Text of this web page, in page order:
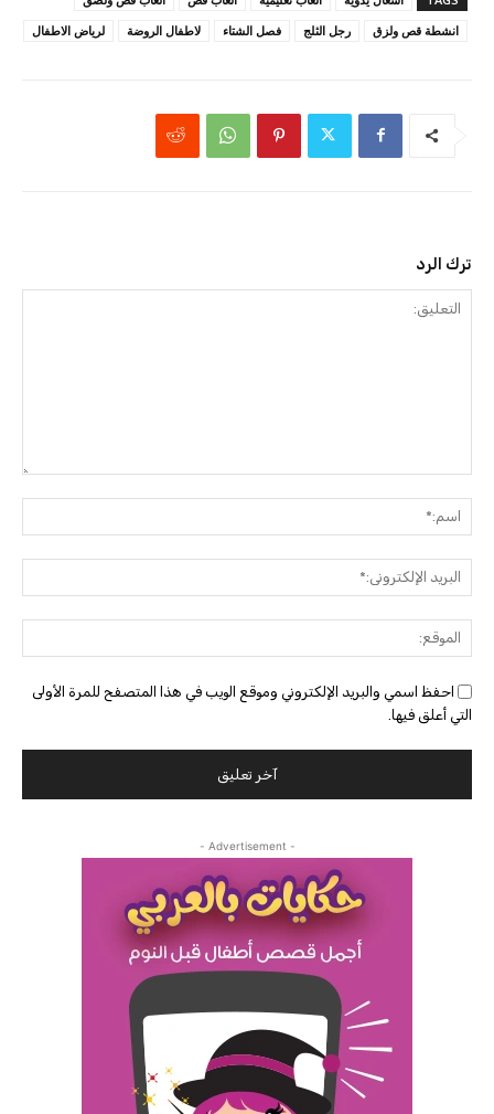
انشطة قص ولزق
رجل الثلج فصل الشتاء لاطفال الروضة لرياض الاطفال
ترك الرد
احفظ اسمي والبريد الإلكتروني وموقع الويب في هذا المتصفح للمرة الأولى
التي أعلق فيها.
- Advertisement -